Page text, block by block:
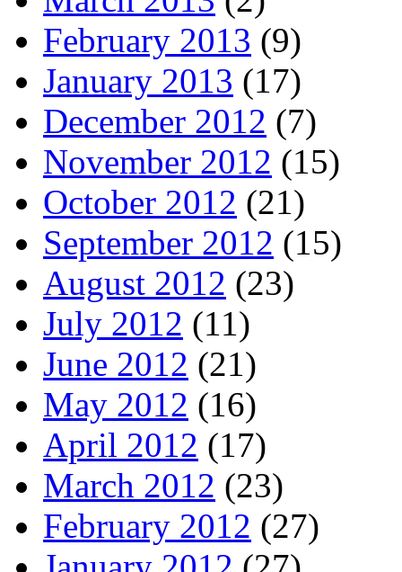
February 2013 (9)
January 2013 (17)
December 2012 (7)
November 2012 (15)
October 2012 (21)
September 2012 (15)
August 2012 (23)
July 2012 (11)
June 2012 (21)
May 2012 (16)
April 2012 (17)
March 2012 (23)
February 2012 (27)